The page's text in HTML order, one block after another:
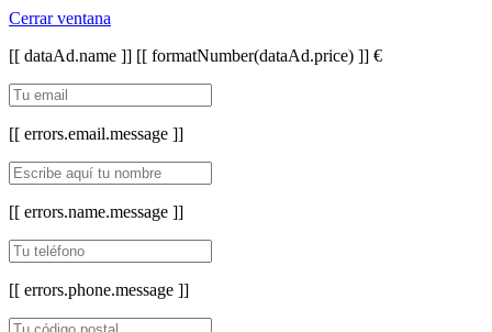
Cerrar ventana
[[ dataAd.name ]] [[ formatNumber(dataAd.price) ]] €
[[ errors.email.message ]]
[[ errors.name.message ]]
[[ errors.phone.message ]]